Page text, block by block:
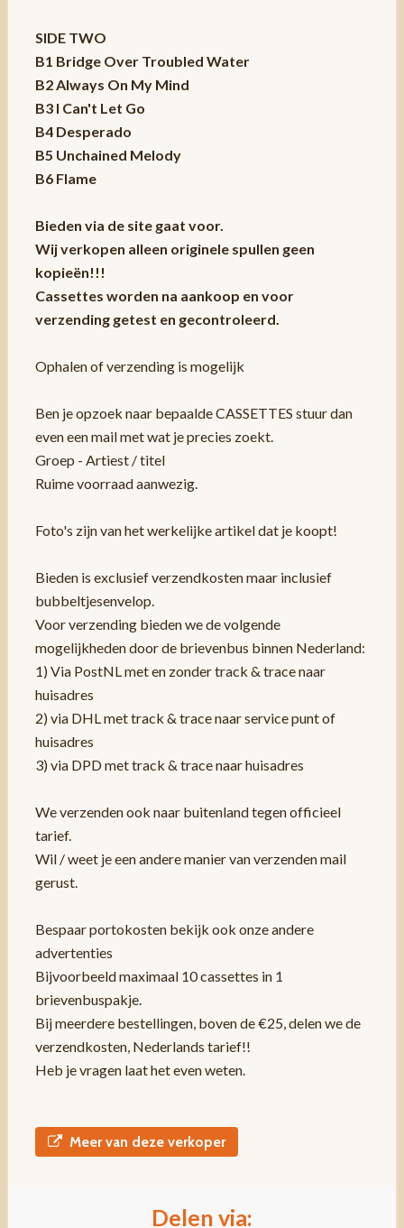
SIDE TWO
B1 Bridge Over Troubled Water
B2 Always On My Mind
B3 I Can't Let Go
B4 Desperado
B5 Unchained Melody
B6 Flame
Bieden via de site gaat voor.
Wij verkopen alleen originele spullen geen
kopieën!!!
Cassettes worden na aankoop en voor
verzending getest en gecontroleerd.
Ophalen of verzending is mogelijk
Ben je opzoek naar bepaalde CASSETTES stuur dan
even een mail met wat je precies zoekt.
Groep - Artiest / titel
Ruime voorraad aanwezig.
Foto's zijn van het werkelijke artikel dat je koopt!
Bieden is exclusief verzendkosten maar inclusief
bubbeltjesenvelop.
Voor verzending bieden we de volgende
mogelijkheden door de brievenbus binnen Nederland:
1) Via PostNL met en zonder track & trace naar
huisadres
2) via DHL met track & trace naar service punt of
huisadres
3) via DPD met track & trace naar huisadres
We verzenden ook naar buitenland tegen officieel
tarief.
Wil / weet je een andere manier van verzenden mail
gerust.
Bespaar portokosten bekijk ook onze andere
advertenties
Bijvoorbeeld maximaal 10 cassettes in 1
brievenbuspakje.
Bij meerdere bestellingen, boven de €25, delen we de
verzendkosten, Nederlands tarief!!
Heb je vragen laat het even weten.
Meer van deze verkoper
Delen via: